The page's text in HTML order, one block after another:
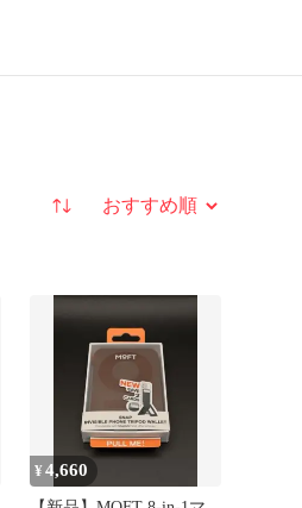
並び替え
¥4,660